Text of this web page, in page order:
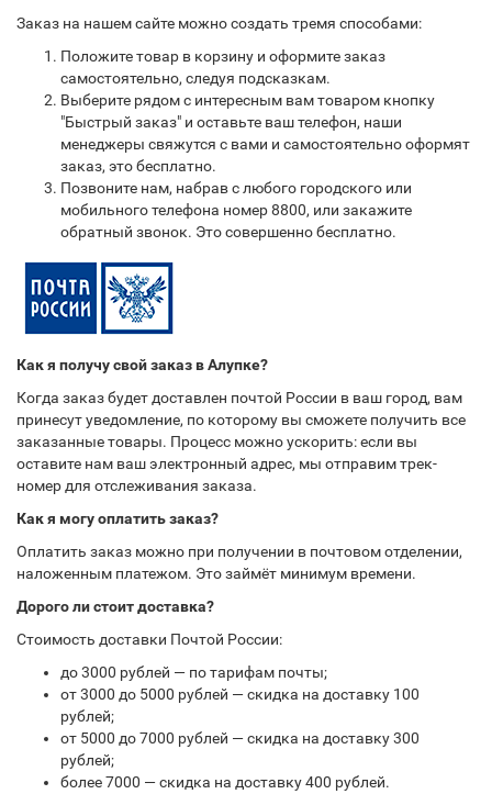
Заказ на нашем сайте можно создать тремя способами:
Положите товар в корзину и оформите заказ
самостоятельно, следуя подсказкам.
Выберите рядом с интересным вам товаром кнопку
"Быстрый заказ" и оставьте ваш телефон, наши
менеджеры свяжутся с вами и самостоятельно оформят
заказ, это бесплатно.
Позвоните нам, набрав с любого городского или
мобильного телефона номер 8800, или закажите
обратный звонок. Это совершенно бесплатно.
Как я получу свой заказ в Алупке?
Когда заказ будет доставлен почтой России в ваш город, вам
принесут уведомление, по которому вы сможете получить все
заказанные товары. Процесс можно ускорить: если вы
оставите нам ваш электронный адрес, мы отправим трек-
номер для отслеживания заказа.
Как я могу оплатить заказ?
Оплатить заказ можно при получении в почтовом отделении,
наложенным платежом. Это займёт минимум времени.
Дорого ли стоит доставка?
Стоимость доставки Почтой России:
до 3000 рублей — по тарифам почты;
от 3000 до 5000 рублей — скидка на доставку 100
рублей;
от 5000 до 7000 рублей — скидка на доставку 300
рублей;
более 7000 — скидка на доставку 400 рублей.